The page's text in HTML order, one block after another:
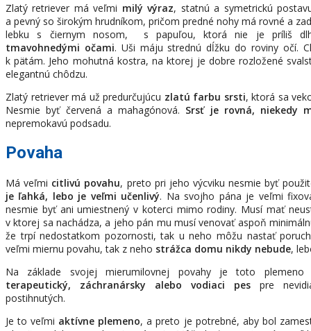
Zlatý retriever má veľmi milý výraz, statnú a symetrickú
a pevný so širokým hrudníkom, pričom predné nohy má rovné a
lebku s čiernym nosom, s papuľou, ktorá nie je príliš
tmavohnedými očami. Uši máju strednú dĺžku do roviny očí.
k pätám. Jeho mohutná kostra, na ktorej je dobre rozložené
elegantnú chôdzu.
Zlatý retriever má už predurčujúcu zlatú farbu srsti, ktorá sa
Nesmie byť červená a mahagónová. Srsť je rovná, niekedy
nepremokavú podsadu.
Povaha
Má veľmi citlivú povahu, preto pri jeho výcviku nesmie byť
je ľahká, lebo je veľmi učenlivý. Na svojho pána je veľmi
nesmie byť ani umiestnený v koterci mimo rodiny. Musí mať
v ktorej sa nachádza, a jeho pán mu musí venovať aspoň
že trpí nedostatkom pozornosti, tak u neho môžu nastať
veľmi miernu povahu, tak z neho strážca domu nikdy nebude,
Na základe svojej mierumilovnej povahy je toto plemeno
terapeutický, záchranársky alebo vodiaci pes pre
postihnutých.
Je to veľmi aktívne plemeno, a preto je potrebné, aby bol